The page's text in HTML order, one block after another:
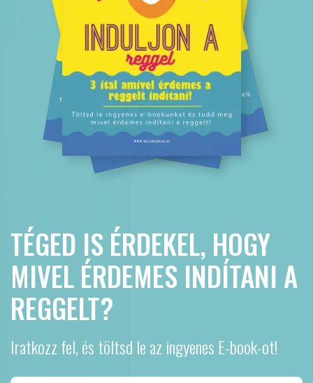
TÉGED IS ÉRDEKEL, HOGY
MIVEL ÉRDEMES INDÍTANI A
REGGELT?
Iratkozz fel, és töltsd le az ingyenes E-book-ot!